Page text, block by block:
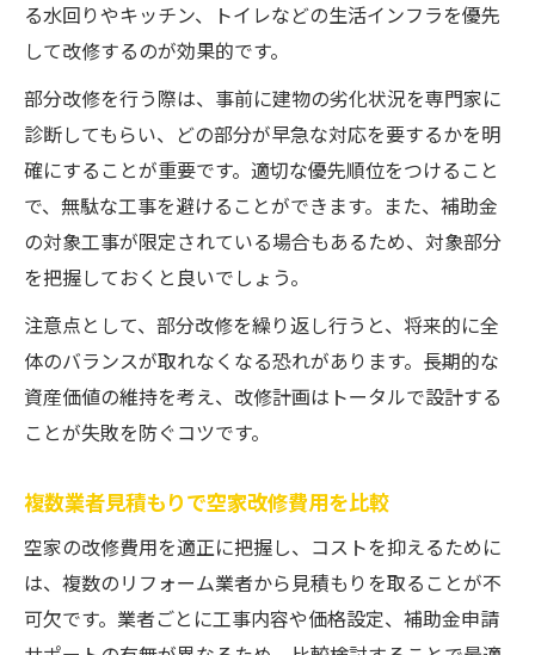
る水回りやキッチン、トイレなどの生活インフラを優先
して改修するのが効果的です。
部分改修を行う際は、事前に建物の劣化状況を専門家に
診断してもらい、どの部分が早急な対応を要するかを明
確にすることが重要です。適切な優先順位をつけること
で、無駄な工事を避けることができます。また、補助金
の対象工事が限定されている場合もあるため、対象部分
を把握しておくと良いでしょう。
注意点として、部分改修を繰り返し行うと、将来的に全
体のバランスが取れなくなる恐れがあります。長期的な
資産価値の維持を考え、改修計画はトータルで設計する
ことが失敗を防ぐコツです。
複数業者見積もりで空家改修費用を比較
空家の改修費用を適正に把握し、コストを抑えるために
は、複数のリフォーム業者から見積もりを取ることが不
可欠です。業者ごとに工事内容や価格設定、補助金申請